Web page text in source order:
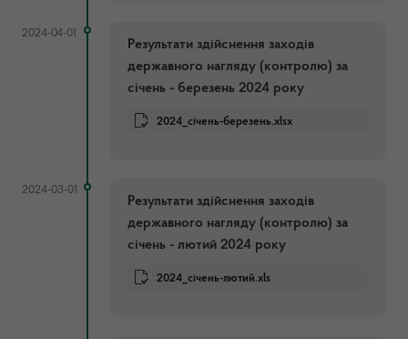
2024-04-01
Результати здійснення заходів
державного нагляду (контролю) за
січень - березень 2024 року
2024_січень-березень.xlsx
2024-03-01
Результати здійснення заходів
державного нагляду (контролю) за
січень - лютий 2024 року
2024_січень-лютий.xls